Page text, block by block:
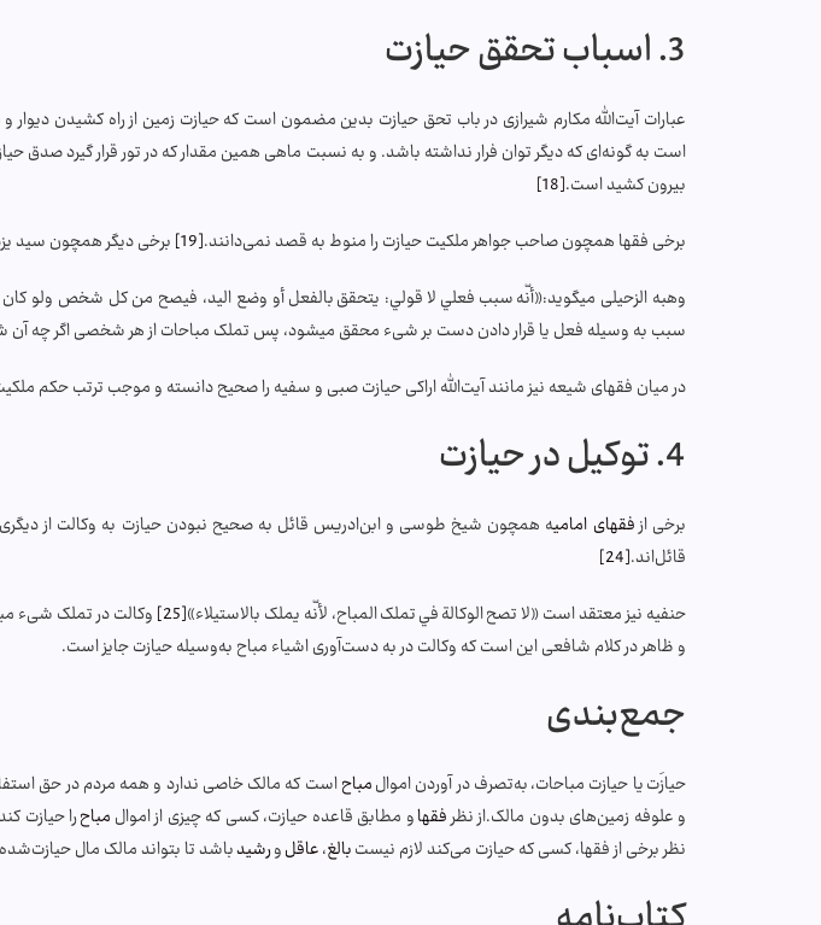
3. اسباب تحقق حیازت
عبارات آیت‌الله مکارم شیرازی در باب تحق حیازت بدین مضمون است که حیازت زمین از راه کشیدن دیوار
است به گونه‌ای که دیگر توان فرار نداشته باشد. و به نسبت ماهی همین مقدار که در تور قرار گیرد صدق
بیرون کشید است.[18]
برخی فقها همچون صاحب جواهر ملکیت حیازت را منوط به قصد نمی‌دانند.[19] برخی دیگر همچون سید
وهبه الزحیلی می­گوید:«أنّه سبب فعلي لا قولي: يتحقق بالفعل أو وضع اليد، فيصح من كل شخص ولو كان
سبب به وسیله فعل یا قرار دادن دست بر شیء محقق می­شود، پس تملک مباحات از هر شخصی اگر چه آن
در میان فقهای شیعه نیز مانند آیت‌الله اراکی حیازت صبی و سفیه را صحیح دانسته و موجب ترتب حکم
4. توکیل در حیازت
برخی ازفقهای امامیه همچون شیخ طوسی و ابن‌ادریس قائل به صحیح نبودن حیازت به وکالت از
قائل‌اند.[24]
حنفيه نیز معتقد است «لا تصح الوكالة في تملک المباح، لأنّه يملک بالاستيلاء»[25]
وکالت در تملک شیء
و ظاهر در کلام شافعی این است که وکالت در به دست‌آوری اشیاء مباح به‌وسیله حیازت جایز است.
جمع‌بندی
حیازَت یا حیازت مباحات، به‌تصرف در آوردن اموالمباحاست که مالک خاصی ندارد و همه مردم در حق
و علوفه زمین‌های بدون مالک.از نظرفقهاو مطابق قاعده حیازت، کسی که چیزی از اموالمباحرا حیازت
نظر برخی از فقها، کسی که حیازت می‌کند لازم نیستبالغ،عاقلورشیدباشد تا بتواند مالک مال